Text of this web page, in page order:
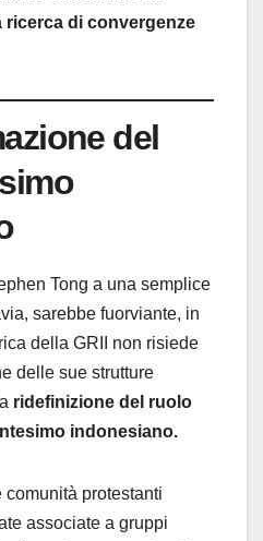
di convergenze
del
Tong a una semplice
sarebbe fuorviante, in
della GRII non risiede
delle sue strutture
ridefinizione del ruolo
indonesiano.
comunità protestanti
associate a gruppi